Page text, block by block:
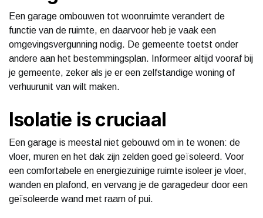
Een garage ombouwen tot woonruimte verandert de
functie van de ruimte, en daarvoor heb je vaak een
omgevingsvergunning nodig. De gemeente toetst onder
andere aan het bestemmingsplan. Informeer altijd vooraf bij
je gemeente, zeker als je er een zelfstandige woning of
verhuurunit van wilt maken.
Isolatie is cruciaal
Een garage is meestal niet gebouwd om in te wonen: de
vloer, muren en het dak zijn zelden goed geïsoleerd. Voor
een comfortabele en energiezuinige ruimte isoleer je vloer,
wanden en plafond, en vervang je de garagedeur door een
geïsoleerde wand met raam of pui.